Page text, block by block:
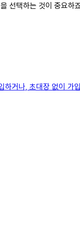
선택하는 것이 중요하
거나, 초대장 없이 가